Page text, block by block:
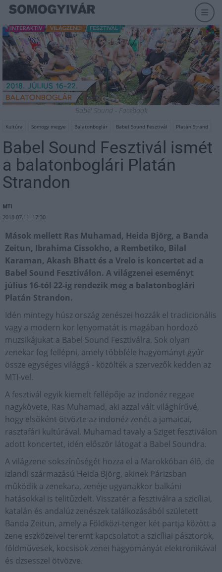
Babel Sound - Facebook
Kultúra Somogy megye Balatonboglár Babel Sound Fesztivál Platán Strand
Babel Sound Fesztivál ismét
a balatonboglári Platán
Strandon
MTI
2018.07.11. 17:30
Mások mellett Ras Muhamad, Heida Björg, a Banda
Zeitun, Ibrahima Cissokho, a Rembetiko, Bilal
Karaman, Akash Bhatt és a Vrelo is koncertet ad a
Babel Sound Fesztiválon. A világzenei eseményt
július 16-tól 22-ig rendezik meg a balatonboglári
Platán Strandon.
Idén mintegy húsz ország zenészei hozzák el tradicionális
vagy a modern kor lenyomatát is magában hordozó
muzsikájukat a Babel Sound Fesztiválra. Sok olyan
zenekar fog fellépni, amely többféle hagyományt gyúr
össze egységes világgá - közölték a szervezők kedden az
MTI-vel.
A fesztivál egyik kiemelt fellépője az indonéz reggae
nagykövete, Ras Muhamad, aki azzal vált világhírűvé,
hogy elsőként ötvözte az indonéz zenét a jamaicai,
rasztafári kultúrával. Muhamad tavaly a Sziget fesztiválon
adott koncertet, idén először látogat a Babel Soundra.
A világzene sokszínűségét hozza el a Marokkóban élő, de
izlandi származású Heida Björg, akinek Párizsban
működik a zenekara, zenéje ugyanakkor balkáni
hatásokkal is telitűzdelt. Visszatér a fesztiválra a szicíliai,
katalán és andalúz zenészek találkozásából született
Banda Zeitun, amely a Földközi-tenger két partja között a
zene eszközeivel teremt kapcsolatot a szicíliai pásztorok,
földművesek, kocsisok zenei hagyományát elektronikával
és dzsesszel ötvözve.